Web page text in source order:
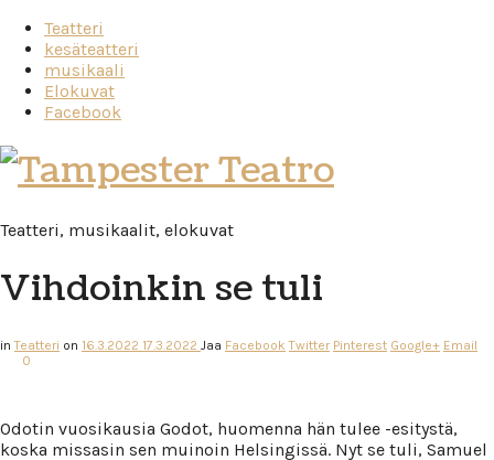
Teatteri
kesäteatteri
musikaali
Elokuvat
Facebook
Tampester
Teatro
Teatteri, musikaalit, elokuvat
Vihdoinkin se tuli
inTeatteri on 16.3.2022 17.3.2022 Jaa Facebook Twitter Pinterest Google+ Email
0
Odotin vuosikausia Godot, huomenna hän tulee -esitystä,
koska missasin sen muinoin Helsingissä. Nyt se tuli, Samuel